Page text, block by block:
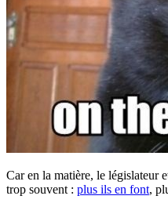
Car en la matière, le législateur
trop souvent : plus ils en font,